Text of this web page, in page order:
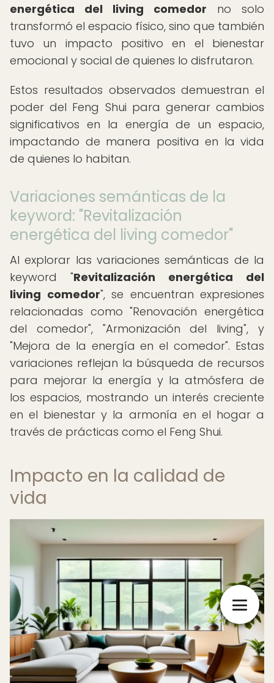
energética del living comedor no solo
transformó el espacio físico, sino que también
tuvo un impacto positivo en el bienestar
emocional y social de quienes lo disfrutaron.
Estos resultados observados demuestran el
poder del Feng Shui para generar cambios
significativos en la energía de un espacio,
impactando de manera positiva en la vida
de quienes lo habitan.
Variaciones semánticas de la
keyword: "Revitalización
energética del living comedor"
Al explorar las variaciones semánticas de la
keyword "Revitalización energética del
living comedor", se encuentran expresiones
relacionadas como "Renovación energética
del comedor", "Armonización del living", y
"Mejora de la energía en el comedor". Estas
variaciones reflejan la búsqueda de recursos
para mejorar la energía y la atmósfera de
los espacios, mostrando un interés creciente
en el bienestar y la armonía en el hogar a
través de prácticas como el Feng Shui.
Impacto en la calidad de
vida